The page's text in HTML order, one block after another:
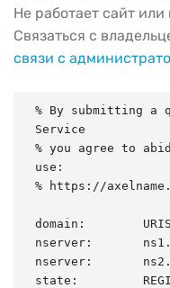
Не работает сайт или
Связаться с
связи с
% By submitting a
Service
% you agree to
use:
% https://
domain:
nserver:
nserver:
state: